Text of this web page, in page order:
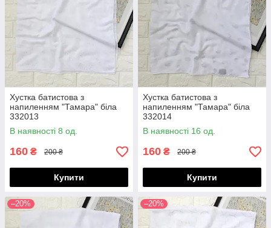
Хустка батистова з
напиленням "Тамара" біла
332013
В наявності 8 од.
160 ₴ 200 ₴
Купити
Хустка батистова з
напиленням "Тамара" біла
332014
В наявності 16 од.
160 ₴ 200 ₴
Купити
–20% –20%